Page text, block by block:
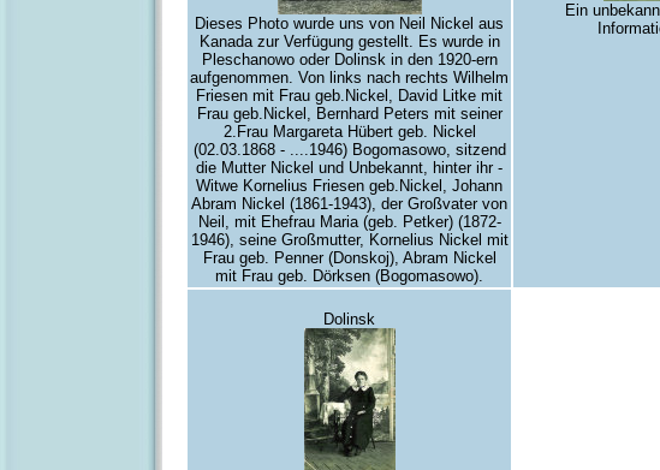
Dieses Photo wurde uns von Neil Nickel aus
Kanada zur Verfügung gestellt. Es wurde in
Pleschanowo oder Dolinsk in den 1920-ern
aufgenommen. Von links nach rechts Wilhelm
Friesen mit Frau geb.Nickel, David Litke mit
Frau geb.Nickel, Bernhard Peters mit seiner
2.Frau Margareta Hübert geb. Nickel
(02.03.1868 - ....1946) Bogomasowo, sitzend
die Mutter Nickel und Unbekannt, hinter ihr -
Witwe Kornelius Friesen geb.Nickel, Johann
Abram Nickel (1861-1943), der Großvater von
Neil, mit Ehefrau Maria (geb. Petker) (1872-
1946), seine Großmutter, Kornelius Nickel mit
Frau geb. Penner (Donskoj), Abram Nickel
mit Frau geb. Dörksen (Bogomasowo).
Ein
Dolinsk